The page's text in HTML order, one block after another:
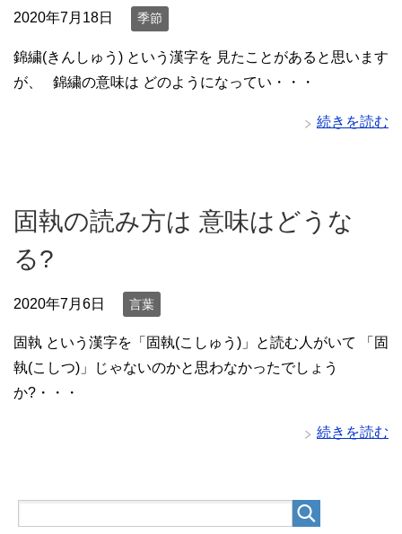
2020年7月18日 季節
錦繍(きんしゅう) という漢字を 見たことがあると思います
が、 錦繍の意味は どのようになってい・・・
続きを読む
固執の読み方は 意味はどうな
る?
2020年7月6日 言葉
固執 という漢字を「固執(こしゅう)」と読む人がいて 「固
執(こしつ)」じゃないのかと思わなかったでしょう
か?・・・
続きを読む